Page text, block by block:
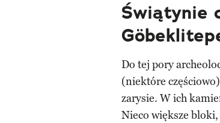
Świątynie
Do tej pory
(niektóre
zarysie. W ich
Nieco większe